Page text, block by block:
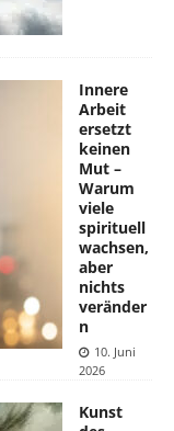
Innere
Arbeit
ersetzt
keinen
Mut –
Warum
viele
spirituell
wachsen,
aber
nichts
veränder
n
10. Juni
2026
Kunst